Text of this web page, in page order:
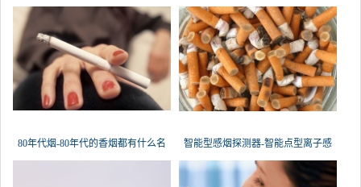
80年代烟-80年代的香烟都有什么名 智能型感烟探测器-智能点型离子感